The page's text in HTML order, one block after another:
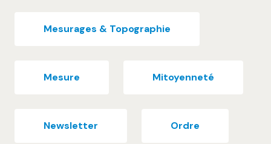
Mesurages & Topographie
Mesure Mitoyenneté
Newsletter Ordre